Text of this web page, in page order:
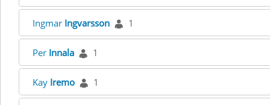
Ingmar Ingvarsson 1
Per Innala 1
Kay Iremo 1